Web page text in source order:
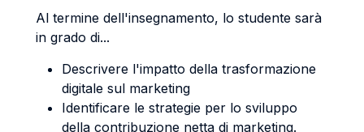
Al termine dell'insegnamento, lo studente sarà
in grado di...
Descrivere l'impatto della trasformazione
digitale sul marketing
Identificare le strategie per lo sviluppo
della contribuzione netta di marketing.